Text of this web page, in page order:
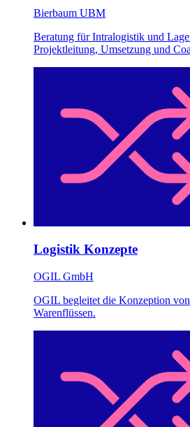
Bierbaum UBM
Beratung für Intralogistik und
Projektleitung, Umsetzung und
Logistik Konzepte
OGIL GmbH
OGIL begleitet die Konzeption
Warenflüssen.